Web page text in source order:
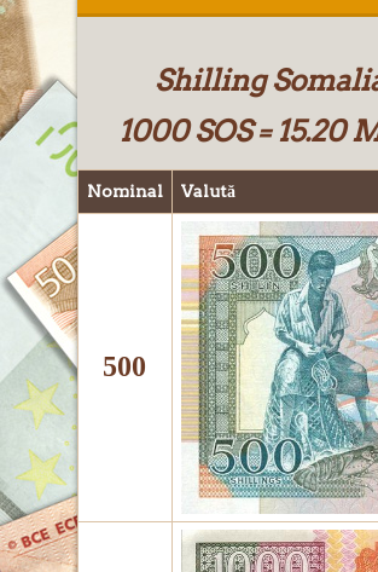
Shilling
1000 SOS = 15.20
Nominal Valută
500